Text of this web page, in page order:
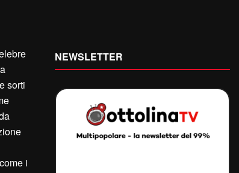
sorti
i
NEWSLETTER